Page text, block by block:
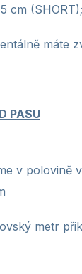
cm
máte
PASU
v polovině
metr